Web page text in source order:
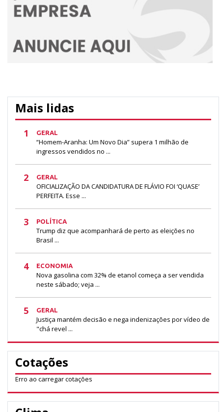
Mais lidas
1 GERAL
“Homem-Aranha: Um Novo Dia” supera 1 milhão de
ingressos vendidos no ...
2 GERAL
OFICIALIZAÇÃO DA CANDIDATURA DE FLÁVIO FOI ‘QUASE’
PERFEITA. Esse ...
3 POLÍTICA
Trump diz que acompanhará de perto as eleições no
Brasil ...
4 ECONOMIA
Nova gasolina com 32% de etanol começa a ser vendida
neste sábado; veja ...
5 GERAL
Justiça mantém decisão e nega indenizações por vídeo de
"chá revel ...
Cotações
Erro ao carregar cotações